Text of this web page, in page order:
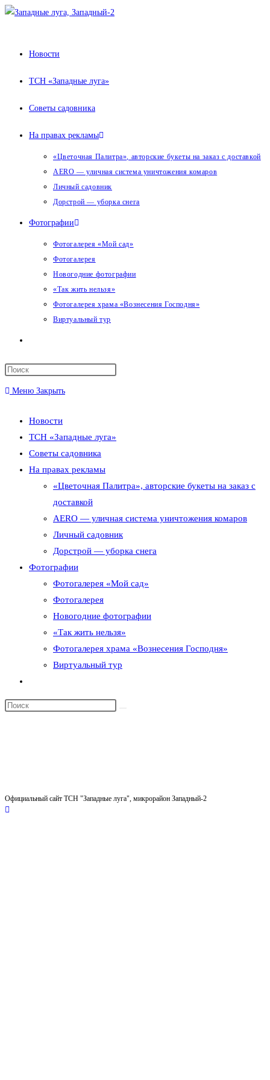
Перейти
Новости
ТСН «Западные луга»
Советы садовника
На правах рекламы
«Цветочная Палитра», авторские букеты на заказ с доставкой
AERO — уличная система уничтожения комаров
Личный садовник
Дорстрой — уборка снега
Фотографии
Фотогалерея «Мой сад»
Фотогалерея
Новогодние фотографии
«Так жить нельзя»
Фотогалерея храма «Вознесения Господня»
Виртуальный тур
поиск
по
веб-
сайту
Меню Закрыть
Новости
ТСН «Западные луга»
Советы садовника
На правах рекламы
«Цветочная Палитра», авторские букеты на заказ с
доставкой
AERO — уличная система уничтожения комаров
Личный садовник
Дорстрой — уборка снега
Фотографии
Фотогалерея «Мой сад»
Фотогалерея
Новогодние фотографии
«Так жить нельзя»
Фотогалерея храма «Вознесения Господня»
Виртуальный тур
по
Официальный сайт ТСН "Западные луга", микрорайон Западный-2